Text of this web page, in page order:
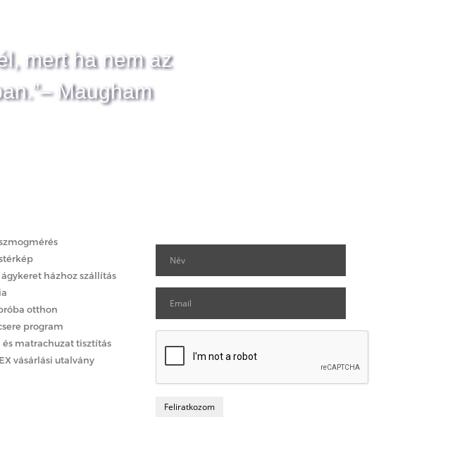
mert ha nem az
Maugham
ágykeret házhoz szállítás
otthon
program
és matrachuzat tisztítás
vásárlási utalvány